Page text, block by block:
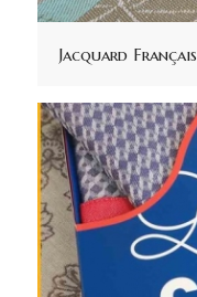
Jacquard Français